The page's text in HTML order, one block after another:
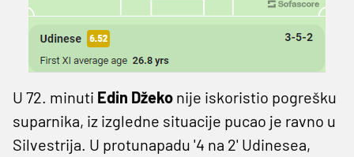
U 72. minuti Edin Džeko nije iskoristio pogrešku
suparnika, iz izgledne situacije pucao je ravno u
Silvestrija. U protunapadu '4 na 2' Udinesea,